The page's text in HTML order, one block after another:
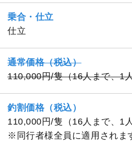
乗合・仕立
仕立
通常価格（税込）
110,000円/隻（16人まで、1
釣割価格（税込）
110,000円/隻（16人まで、1
※同行者様全員に適用されま